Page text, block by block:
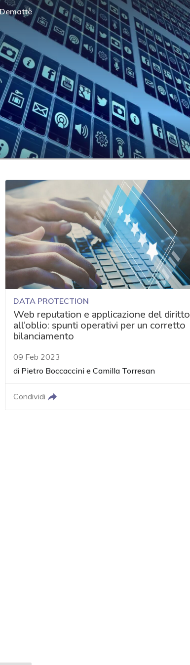
DATA PROTECTION
Web reputation e applicazione del diritto
all’oblio: spunti operativi per un corretto
bilanciamento
09 Feb 2023
di Pietro Boccaccini eCamilla Torresan
Condividi